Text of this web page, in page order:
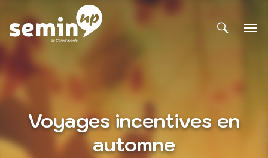
Voyages incentives en
automne